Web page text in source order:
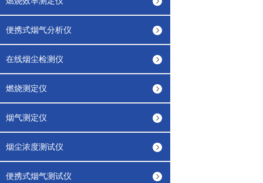
便携式烟气分析仪
在线烟尘检测仪
燃烧测定仪
烟气测定仪
烟尘浓度测试仪
便携式烟气测试仪